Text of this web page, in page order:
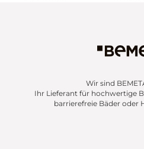
Wir sind
Ihr Lieferant für hochwertige
barrierefreie Bäder oder